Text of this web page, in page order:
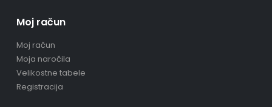
Moj račun
Moj račun
Moja naročila
Velikostne tabele
Registracija